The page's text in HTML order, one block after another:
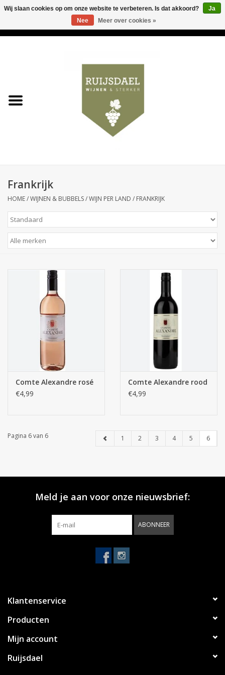
& sterker
Contact
Relatiegeschenken
Frankrijk
HOME/WIJNEN & BUBBELS/WIJN PER LAND / FRANKRIJK
Comte Alexandre rosé
€4,99
Comte Alexandre rood
€4,99
Pagina 6 van 6 1 2 3 4 5 6
Meld je aan voor onze nieuwsbrief:
ABONNEER
Klantenservice
Producten
Mijn account
Ruijsdael
Wij slaan cookies op om onze website te verbeteren. Is dat akkoord?
Ja
Nee
Meer over cookies »